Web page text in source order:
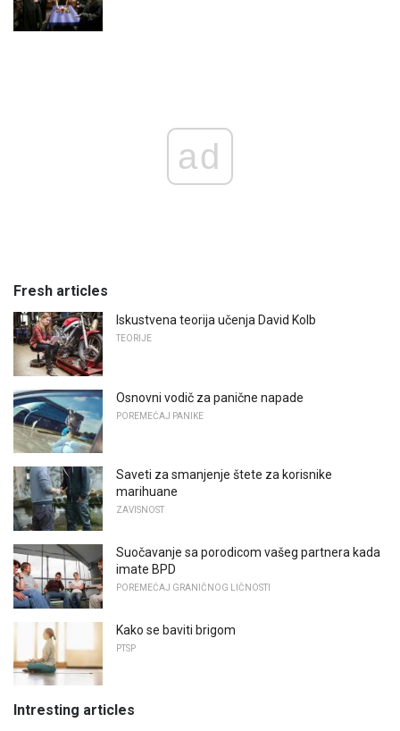
ad
Fresh articles
Iskustvena teorija učenja David Kolb
TEORIJE
Osnovni vodič za panične napade
POREMEĆAJ PANIKE
Saveti za smanjenje štete za korisnike
marihuane
ZAVISNOST
Suočavanje sa porodicom vašeg partnera kada
imate BPD
POREMEĆAJ GRANIČNOG LIČNOSTI
Kako se baviti brigom
PTSP
Intresting articles